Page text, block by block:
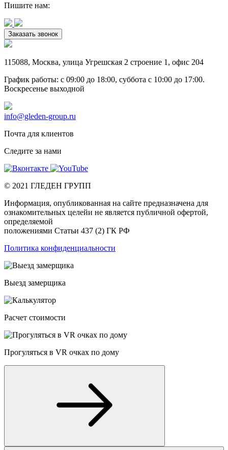
Пишите нам:
Заказать звонок
115088, Москва, улица Угрешская 2 строение 1 , офис 204
График работы: c 09:00 до 18:00, суббота c 10:00 до 17:00.
Воскресенье выходной
info@gleden-group.ru
Почта для клиентов
Следите за нами
© 2021 ГЛЕДЕН ГРУПП
Информация, опубликованная на сайте предназначена для
ознакомительных целейи не является публичной офертой,
определяемой
положениями Статьи 437 (2) ГК РФ
Политика конфиденциальности
Выезд замерщика
Расчет стоимости
Прогуляться в VR очках по дому